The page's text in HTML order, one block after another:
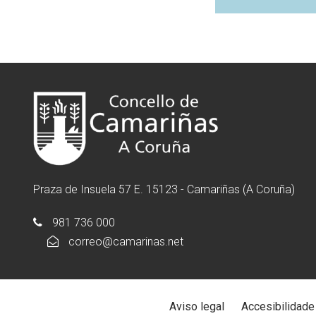
Praza de Insuela 57 E. 15123 - Camariñas (A Coruña)
981 736 000
correo@camarinas.net
Aviso legal Accesibilidade